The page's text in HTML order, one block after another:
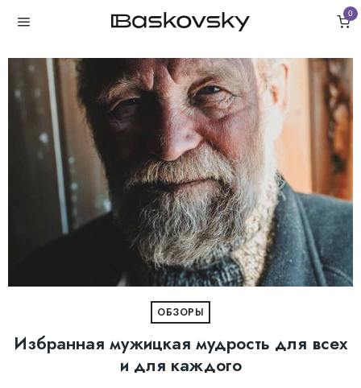
0
ОБЗОРЫ
Избранная мужицкая мудрость для всех
и для каждого